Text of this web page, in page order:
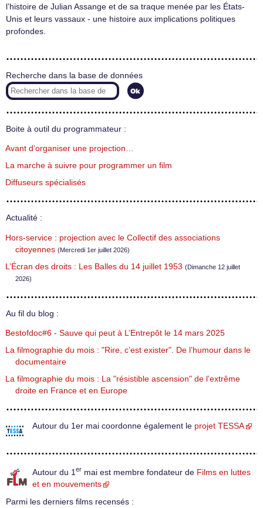
l’histoire de Julian Assange et de sa traque menée par les États-
Unis et leurs vassaux - une histoire aux implications politiques
profondes.
Recherche dans la base de données
Boite à outil du programmateur :
Avant d’organiser une projection…
La marche à suivre pour programmer un film
Diffuseurs spécialisés
Actualité :
Hors-service : projection avec le Collectif des associations
citoyennes (Mercredi 1er juillet 2026)
L’Écran des droits : Les Balles du 14 juillet 1953 (Dimanche 12 juillet
2026)
Au fil du blog :
Bestofdoc#6 - Sauve qui peut à L’Entrepôt le 14 mars 2025
La filmographie du mois : "Rire, c’est exister". De l’humour dans le
documentaire
La filmographie du mois : La "résistible ascension" de l’extrême
droite en France et en Europe
Autour du 1er mai coordonne également le projet TESSA
Autour du 1 er mai est membre fondateur de Films en luttes
et en mouvements
Parmi les derniers films recensés :